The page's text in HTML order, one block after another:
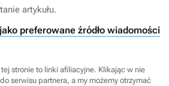
artykułu.
preferowane źródło wiadomości
stronie to linki afiliacyjne. Klikając w nie
serwisu partnera, a my możemy otrzymać